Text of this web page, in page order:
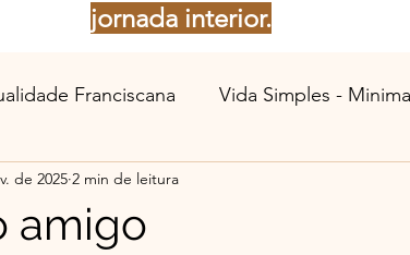
jornada interior.
Franciscana Vida Simples -
do Sul - Histórias
amigo
de 2025 2 min de leitura